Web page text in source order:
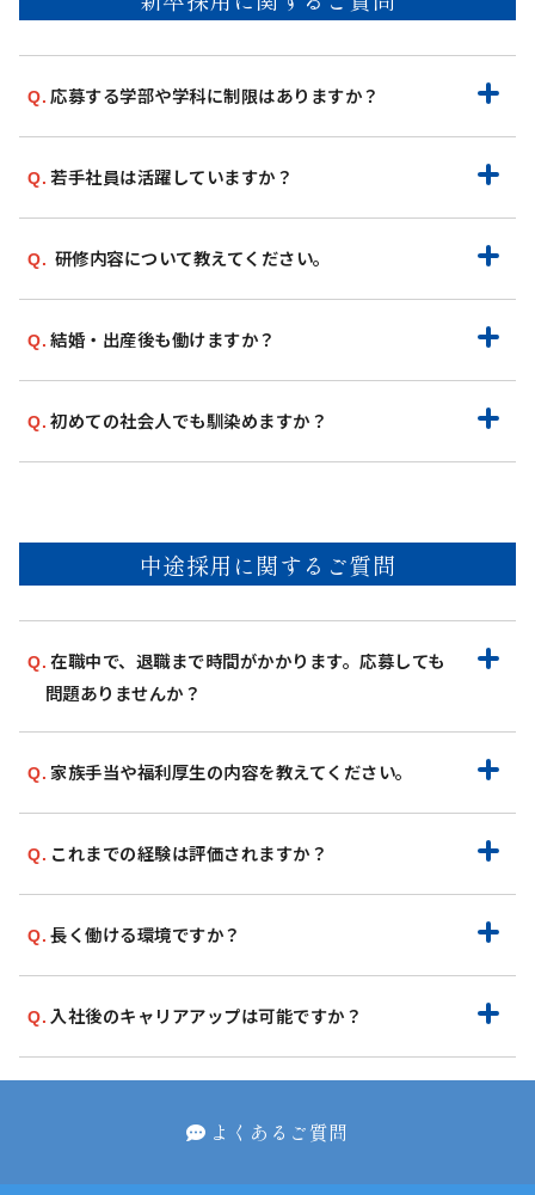
応募する学部や学科に制限はありますか？
若手社員は活躍していますか？
研修内容について教えてください。
結婚・出産後も働けますか？
初めての社会人でも馴染めますか？
中途採用に関するご質問
在職中で、退職まで時間がかかります。応募しても
問題ありませんか？
家族手当や福利厚生の内容を教えてください。
これまでの経験は評価されますか？
長く働ける環境ですか？
入社後のキャリアアップは可能ですか？
よくあるご質問